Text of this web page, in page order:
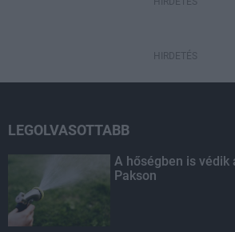
HIRDETÉS
LEGOLVASOTTABB
A hőségben is védik
Pakson